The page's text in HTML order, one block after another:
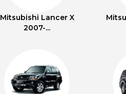
Mitsubishi Lancer X
2007-...